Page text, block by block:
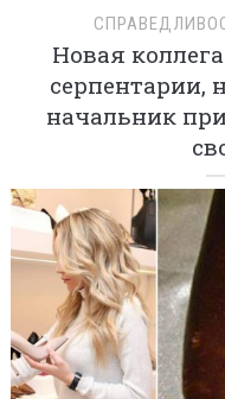
Новая
серпентарии,
начальник